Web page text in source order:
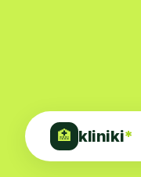
🏥 kliniki*